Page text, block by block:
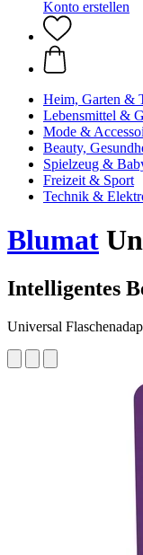
Konto erstellen
Heim, Garten &
Lebensmittel &
Mode &
Beauty,
Spielzeug &
Freizeit & Sport
Technik &
Blumat
Intelligentes
Universal